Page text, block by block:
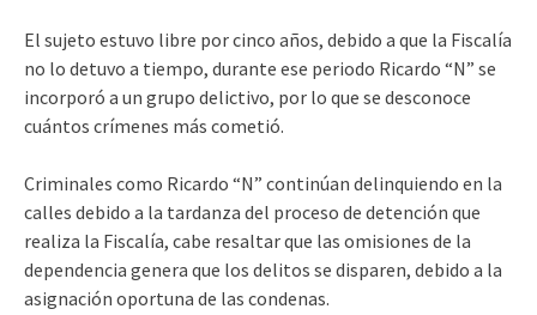
El sujeto estuvo libre por cinco años, debido a que la Fiscalía
no lo detuvo a tiempo, durante ese periodo Ricardo “N” se
incorporó a un grupo delictivo, por lo que se desconoce
cuántos crímenes más cometió.
Criminales como Ricardo “N” continúan delinquiendo en la
calles debido a la tardanza del proceso de detención que
realiza la Fiscalía, cabe resaltar que las omisiones de la
dependencia genera que los delitos se disparen, debido a la
asignación oportuna de las condenas.